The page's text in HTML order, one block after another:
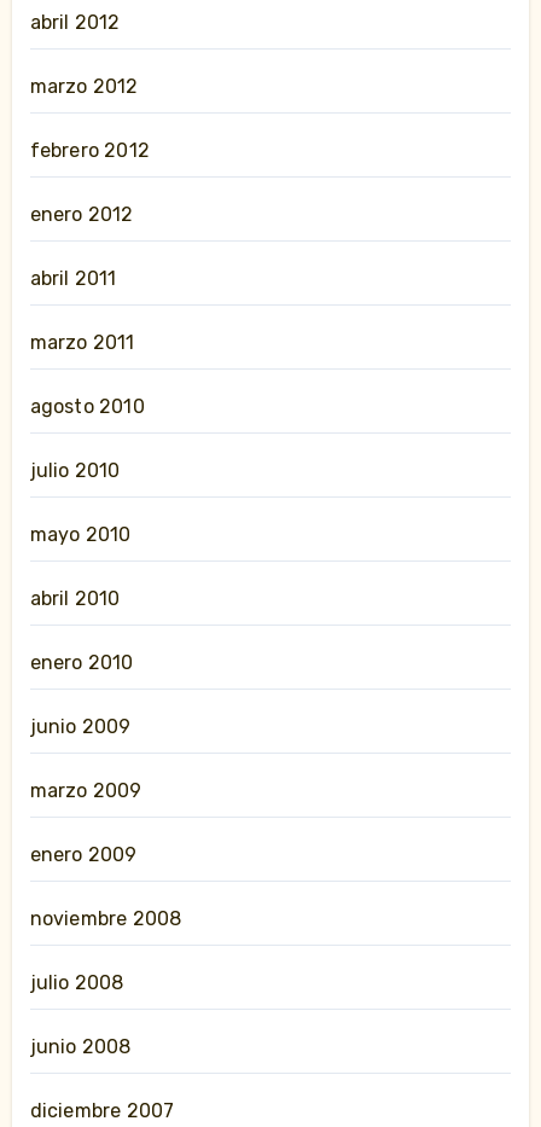
abril 2012
marzo 2012
febrero 2012
enero 2012
abril 2011
marzo 2011
agosto 2010
julio 2010
mayo 2010
abril 2010
enero 2010
junio 2009
marzo 2009
enero 2009
noviembre 2008
julio 2008
junio 2008
diciembre 2007